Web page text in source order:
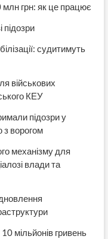
млн грн: як це працює
підозри
судитимуть
військових
КЕУ
підозри у
з ворогом
механізму для
влади та
мільйонів гривень